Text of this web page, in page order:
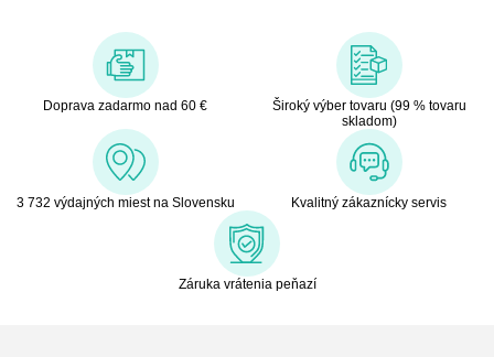
Doprava zadarmo nad 60 €
Široký výber tovaru (99 % tovaru
skladom)
3 732 výdajných miest na Slovensku Kvalitný zákaznícky servis
Záruka vrátenia peňazí